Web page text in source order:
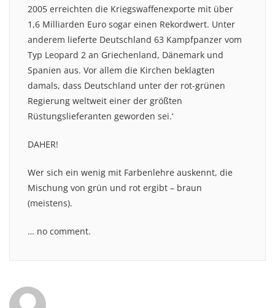
2005 erreichten die Kriegswaffenexporte mit über
1,6 Milliarden Euro sogar einen Rekordwert. Unter
anderem lieferte Deutschland 63 Kampfpanzer vom
Typ Leopard 2 an Griechenland, Dänemark und
Spanien aus. Vor allem die Kirchen beklagten
damals, dass Deutschland unter der rot-grünen
Regierung weltweit einer der größten
Rüstungslieferanten geworden sei.‘
DAHER!
Wer sich ein wenig mit Farbenlehre auskennt, die
Mischung von grün und rot ergibt – braun
(meistens).
… no comment.